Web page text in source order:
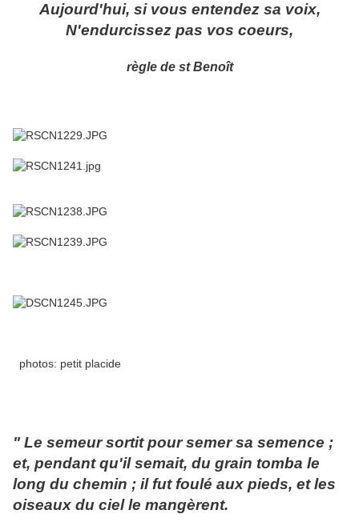
Aujourd'hui, si vous entendez sa voix,
N'endurcissez pas vos coeurs,
règle de st Benoît
photos: petit placide
" Le semeur sortit pour semer sa semence ;
et, pendant qu'il semait, du grain tomba le
long du chemin ; il fut foulé aux pieds, et les
oiseaux du ciel le mangèrent.